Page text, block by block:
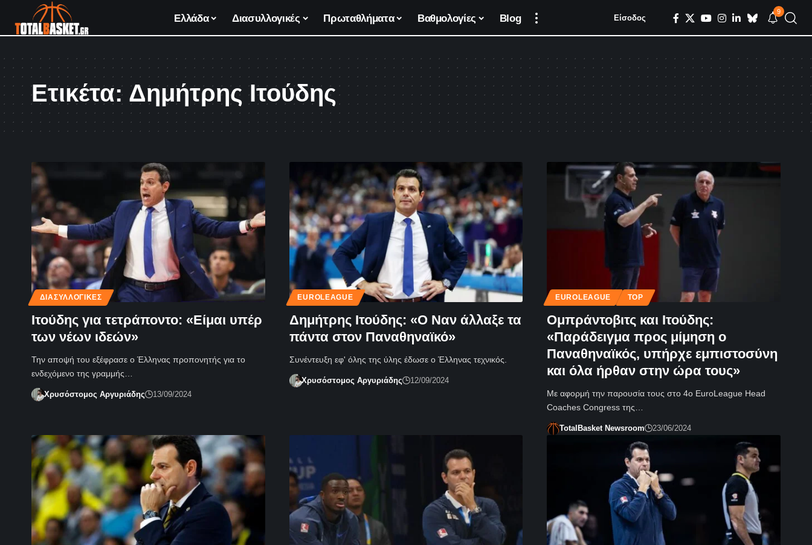
Ελλάδα Διασυλλογικές Πρωταθλήματα Βαθμολογίες Blog Είσοδος
9
Ετικέτα: Δημήτρης Ιτούδης
ΔΙΑΣΥΛΛΟΓΙΚΈΣ
Ιτούδης για τετράποντο: «Είμαι υπέρ
των νέων ιδεών»
Την αποψή του εξέφρασε ο Έλληνας προπονητής για το
ενδεχόμενο της γραμμής…
Χρυσόστομος Αργυριάδης 13/09/2024
EUROLEAGUE
Δημήτρης Ιτούδης: «Ο Ναν άλλαξε τα
πάντα στον Παναθηναϊκό»
Συνέντευξη εφ' όλης της ύλης έδωσε ο Έλληνας τεχνικός.
Χρυσόστομος Αργυριάδης 12/09/2024
EUROLEAGUE TOP
Ομπράντοβιτς και Ιτούδης:
«Παράδειγμα προς μίμηση ο
Παναθηναϊκός, υπήρχε εμπιστοσύνη
και όλα ήρθαν στην ώρα τους»
Με αφορμή την παρουσία τους στο 4ο EuroLeague Head
Coaches Congress της…
TotalBasket Newsroom 23/06/2024